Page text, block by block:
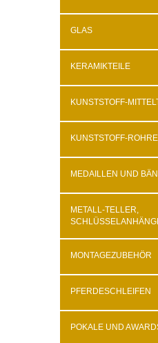
GLAS
KERAMIKTEILE
KUNSTSTOFF-
KUNSTSTOFF-ROHRE
MEDAILLEN UND
METALL-TELLER,
MONTAGEZUBEHÖR
PFERDESCHLEIFEN
POKALE UND